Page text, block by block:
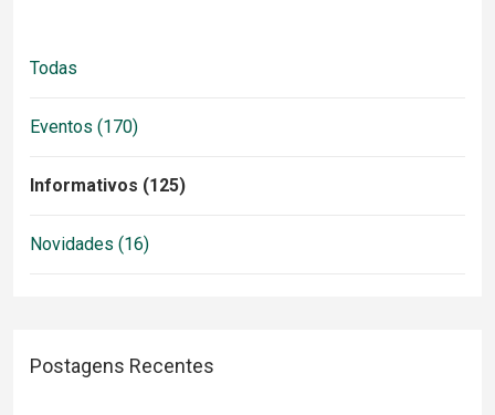
Todas
Eventos (170)
Informativos (125)
Novidades (16)
Postagens Recentes